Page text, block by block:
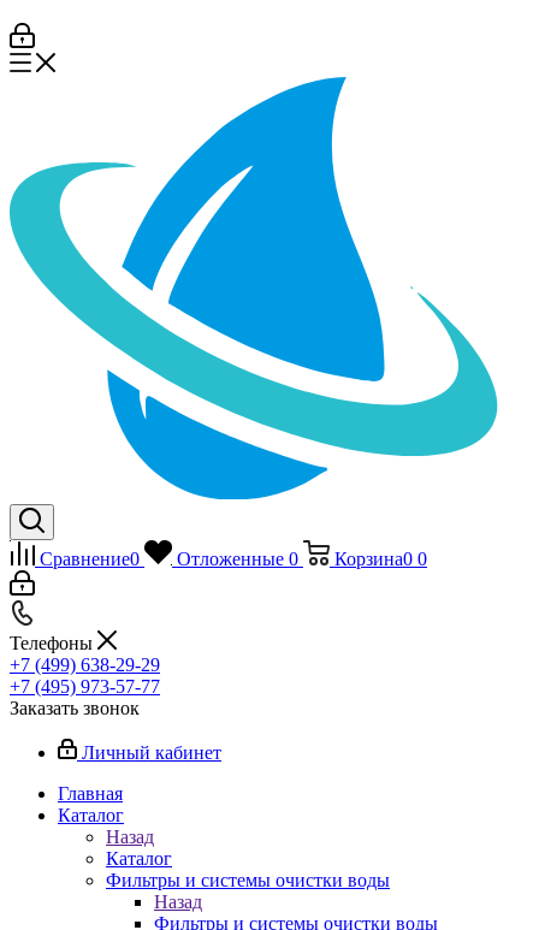
Сравнение0 Отложенные 0 Корзина0 0
Телефоны
+7 (499) 638-29-29
+7 (495) 973-57-77
Заказать звонок
Личный кабинет
Главная
Каталог
Назад
Каталог
Фильтры и системы очистки воды
Назад
Фильтры и системы очистки воды